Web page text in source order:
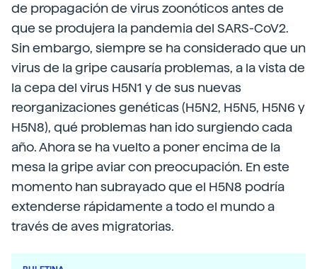
de propagación de virus zoonóticos antes de
que se produjera la pandemia del SARS-CoV2.
Sin embargo, siempre se ha considerado que un
virus de la gripe causaría problemas, a la vista de
la cepa del virus H5N1 y de sus nuevas
reorganizaciones genéticas (H5N2, H5N5, H5N6 y
H5N8), qué problemas han ido surgiendo cada
año. Ahora se ha vuelto a poner encima de la
mesa la gripe aviar con preocupación. En este
momento han subrayado que el H5N8 podría
extenderse rápidamente a todo el mundo a
través de aves migratorias.